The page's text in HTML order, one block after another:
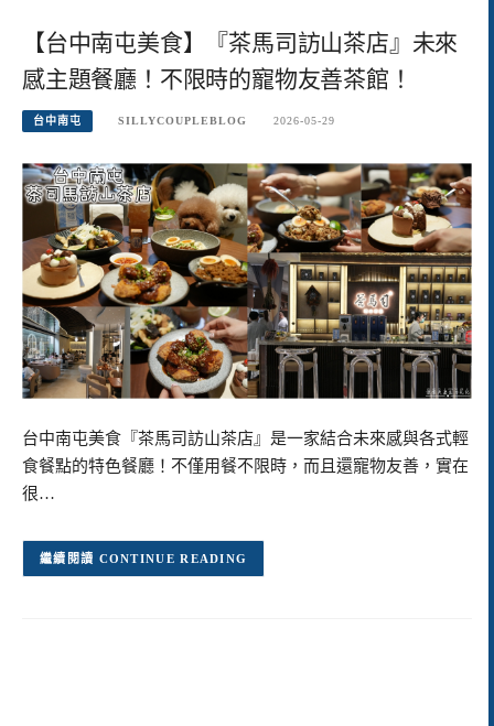
【台中南屯美食】『茶馬司訪山茶店』未來
感主題餐廳！不限時的寵物友善茶館！
台中南屯 SILLYCOUPLEBLOG 2026-05-29
台中南屯美食『茶馬司訪山茶店』是一家結合未來感與各式輕
食餐點的特色餐廳！不僅用餐不限時，而且還寵物友善，實在
很…
CONTINUE READING